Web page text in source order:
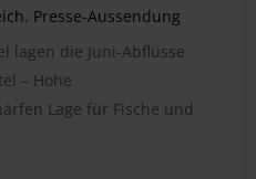
, Presse-Aussendung
lagen die Juni-Abflüsse
– Hohe
Lage für Fische und